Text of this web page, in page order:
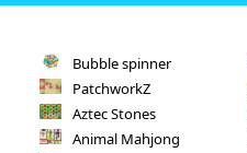
Bubble spinner
PatchworkZ
Aztec Stones
Animal Mahjong